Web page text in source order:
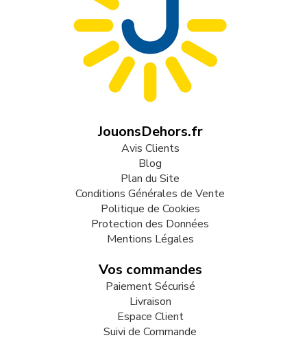
JouonsDehors.fr
Avis Clients
Blog
Plan du Site
Conditions Générales de Vente
Politique de Cookies
Protection des Données
Mentions Légales
Vos commandes
Paiement Sécurisé
Livraison
Espace Client
Suivi de Commande